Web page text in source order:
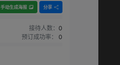
手动生成海报 分享
接待人数： 0
预订成功率：
0